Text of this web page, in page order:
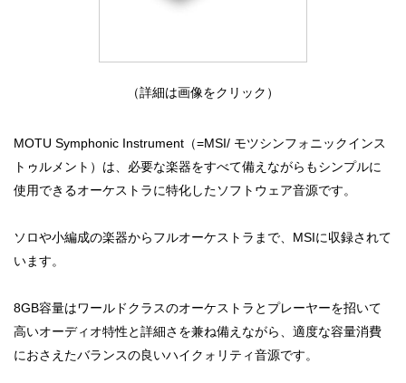
（詳細は画像をクリック）
MOTU Symphonic Instrument（=MSI/ モツシンフォニックインス
トゥルメント）は、必要な楽器をすべて備えながらもシンプルに
使用できるオーケストラに特化したソフトウェア音源です。
ソロや小編成の楽器からフルオーケストラまで、MSIに収録されて
います。
8GB容量はワールドクラスのオーケストラとプレーヤーを招いて
高いオーディオ特性と詳細さを兼ね備えながら、適度な容量消費
におさえたバランスの良いハイクォリティ音源です。